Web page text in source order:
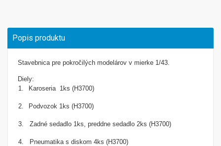
Popis produktu
Stavebnica pre pokročilých modelárov v mierke 1/43.
Diely:
1.
Karoseria 1ks (H3700)
2. Podvozok 1ks (H3700)
3. Zadné sedadlo 1ks, preddne sedadlo 2ks (H3700)
4. Pneumatika s diskom 4ks (H3700)